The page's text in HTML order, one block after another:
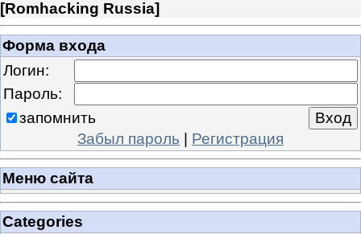
[Romhacking Russia]
Форма входа
Логин:
Пароль:
запомнить
Забыл пароль | Регистрация
Меню сайта
Categories